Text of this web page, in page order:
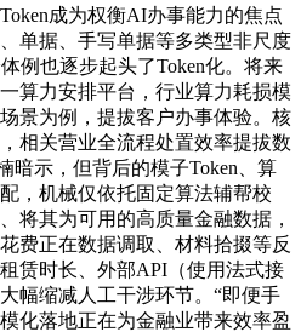
成为权衡AI办事能力的焦点
单据、手写单据等多类型非尺度
例也逐步起头了Token化。将来
算力安排平台，行业算力耗损模
景为例，提拔客户办事体验。核
相关营业全流程处置效率提拔数
暗示，但背后的模子Token、算
，机械仅依托固定算法辅帮校
将其为可用的高质量金融数据，
费正在数据调取、材料拾掇等反
赁时长、外部API（使用法式接
幅缩减人工干涉环节。“即便手
化落地正在为金融业带来效率盈